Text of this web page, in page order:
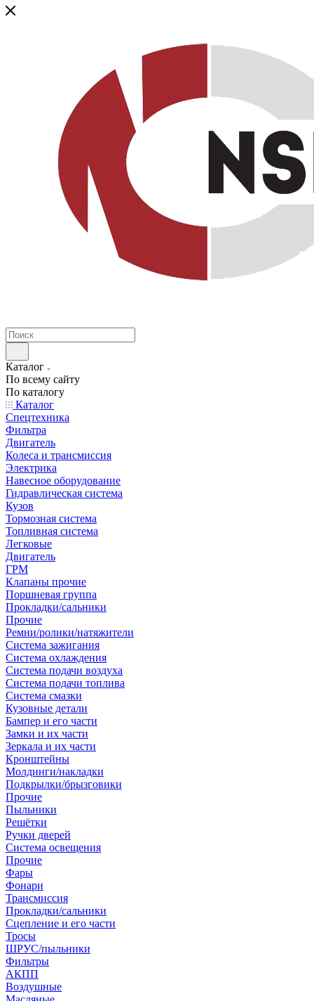
Каталог
По всему сайту
По каталогу
Каталог
Спецтехника
Фильтра
Двигатель
Колеса и трансмиссия
Электрика
Навесное оборудование
Гидравлическая система
Кузов
Тормозная система
Топливная система
Легковые
Двигатель
ГРМ
Клапаны прочие
Поршневая группа
Прокладки/сальники
Прочие
Ремни/ролики/натяжители
Система зажигания
Система охлаждения
Система подачи воздуха
Система подачи топлива
Система смазки
Кузовные детали
Бампер и его части
Замки и их части
Зеркала и их части
Кронштейны
Молдинги/накладки
Подкрылки/брызговики
Прочие
Пыльники
Решётки
Ручки дверей
Система освещения
Прочие
Фары
Фонари
Трансмиссия
Прокладки/сальники
Сцепление и его части
Тросы
ШРУС/пыльники
Фильтры
АКПП
Воздушные